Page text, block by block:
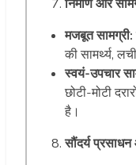
निर्माण और
मजबूत सामग्री:
की सामर्थ्य,
स्वयं-उपचार
छोटी-मोटी
है।
सौंदर्य